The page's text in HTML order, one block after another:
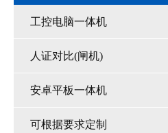
工控电脑一体机
人证对比(闸机)
安卓平板一体机
可根据要求定制